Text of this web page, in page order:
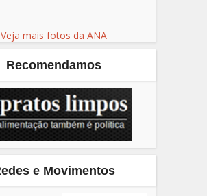
Veja mais fotos da ANA
Recomendamos